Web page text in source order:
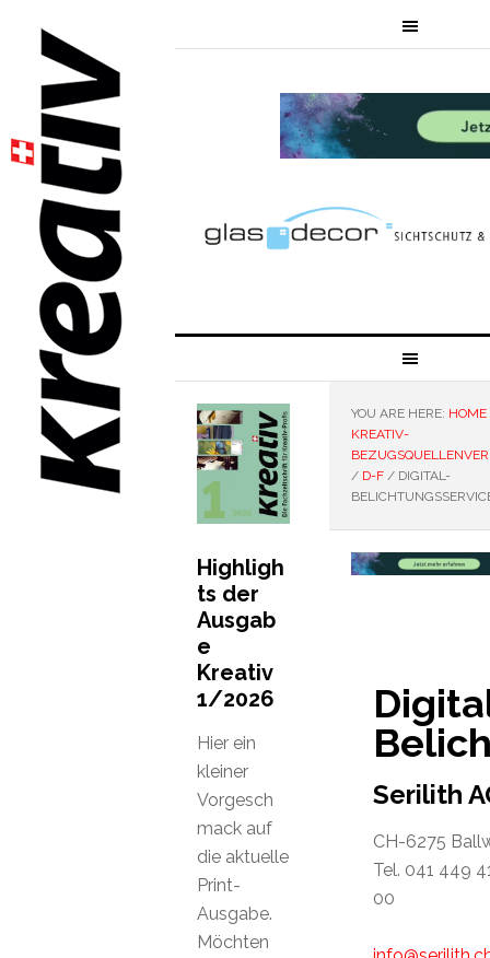
YOU ARE HERE: HOME
KREATIV-
/ D-F /DIGITAL-
Serilith
CH-6275
Tel. 041 449
00
Highligh
ts der
Ausgab
e
Kreativ
1/2026
Hier ein
kleiner
Vorgesch
mack auf
die aktuelle
Print-
Ausgabe.
Möchten